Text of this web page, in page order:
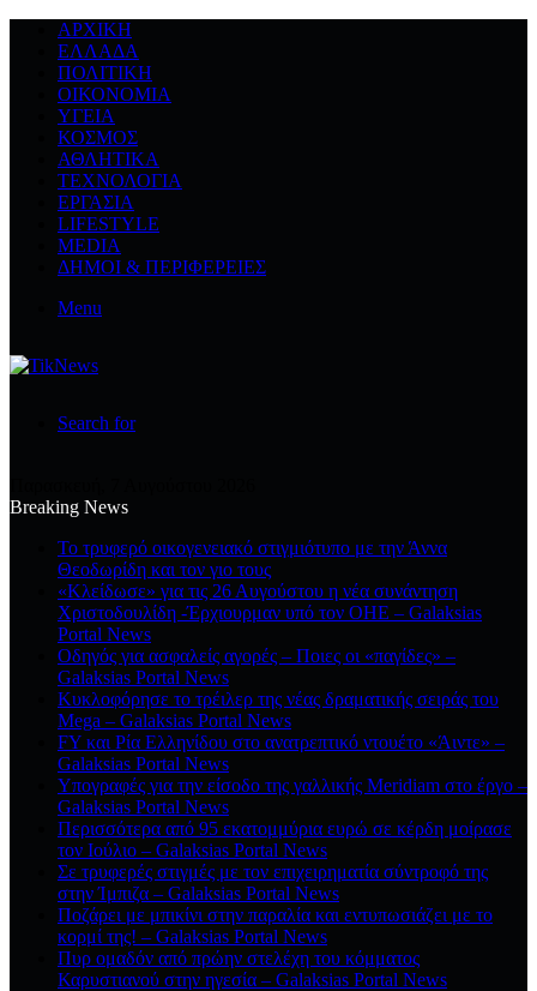
ΑΡΧΙΚΉ
ΕΛΛΆΔΑ
ΠΟΛΙΤΙΚΉ
ΟΙΚΟΝΟΜΊΑ
ΥΓΕΊΑ
ΚΌΣΜΟΣ
ΑΘΛΗΤΙΚΆ
ΤΕΧΝΟΛΟΓΙΆ
ΕΡΓΑΣΊΑ
LIFESTYLE
MEDIA
ΔΉΜΟΙ & ΠΕΡΙΦΈΡΕΙΕΣ
Menu
Search for
Breaking News
Το τρυφερό οικογενειακό στιγμιότυπο με την Άννα
Θεοδωρίδη και τον γιο τους
«Κλείδωσε» για τις 26 Αυγούστου η νέα συνάντηση
Χριστοδουλίδη -Έρχιουρμαν υπό τον ΟΗΕ – Galaksias
Portal News
Οδηγός για ασφαλείς αγορές – Ποιες οι «παγίδες» –
Galaksias Portal News
Κυκλοφόρησε το τρέιλερ της νέας δραματικής σειράς του
Mega – Galaksias Portal News
FY και Ρία Ελληνίδου στο ανατρεπτικό ντουέτο «Άιντε» –
Galaksias Portal News
Υπογραφές για την είσοδο της γαλλικής Meridiam στο έργο –
Galaksias Portal News
Περισσότερα από 95 εκατομμύρια ευρώ σε κέρδη μοίρασε
τον Ιούλιο – Galaksias Portal News
Σε τρυφερές στιγμές με τον επιχειρηματία σύντροφό της
στην Ίμπιζα – Galaksias Portal News
Ποζάρει με μπικίνι στην παραλία και εντυπωσιάζει με το
κορμί της! – Galaksias Portal News
Πυρ ομαδόν από πρώην στελέχη του κόμματος
Καρυστιανού στην ηγεσία – Galaksias Portal News